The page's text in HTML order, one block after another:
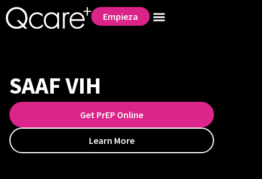
Empieza
SAAF VIH
Get PrEP Online
Learn More